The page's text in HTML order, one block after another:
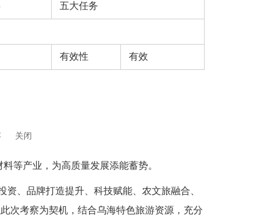
五大任务
有效性 有效
关闭
等产业，为高质量发展添能蓄势。
、品牌打造提升、科技赋能、农文旅融合、
次考察为契机，结合乌海特色旅游资源，充分